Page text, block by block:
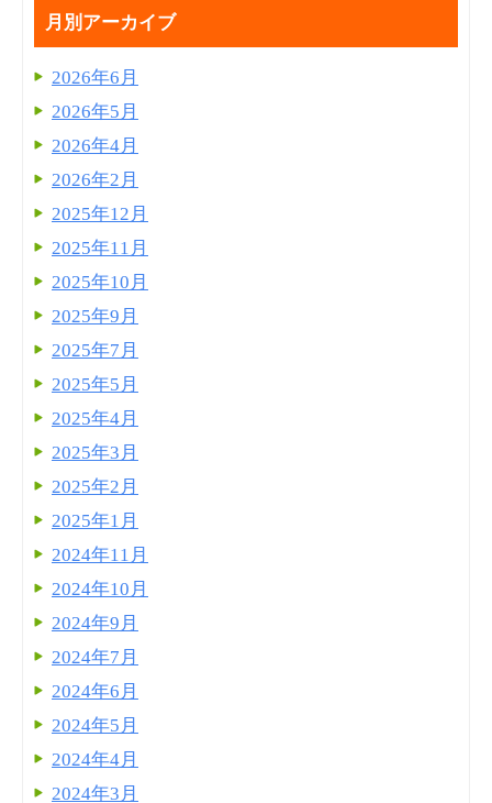
月別アーカイブ
2026年6月
2026年5月
2026年4月
2026年2月
2025年12月
2025年11月
2025年10月
2025年9月
2025年7月
2025年5月
2025年4月
2025年3月
2025年2月
2025年1月
2024年11月
2024年10月
2024年9月
2024年7月
2024年6月
2024年5月
2024年4月
2024年3月